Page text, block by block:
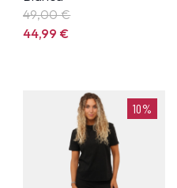
49,00 €
44,99€
10%